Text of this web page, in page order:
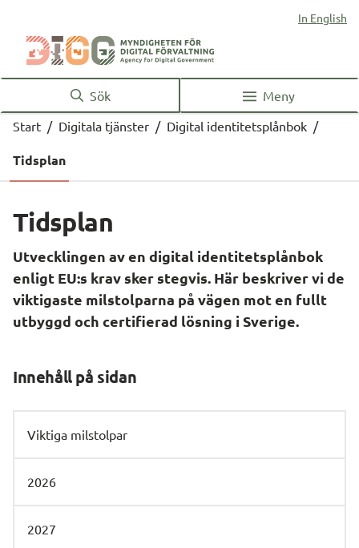
In English
Sök
Meny
Start / Digitala tjänster / Digital identitetsplånbok /
Tidsplan
Tidsplan
Utvecklingen av en digital identitetsplånbok
enligt EU:s krav sker stegvis. Här beskriver vi de
viktigaste milstolparna på vägen mot en fullt
utbyggd och certifierad lösning i Sverige.
Innehåll på sidan
Viktiga milstolpar
2026
2027